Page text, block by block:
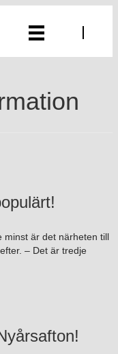
minst är det närheten till
– Det är tredje